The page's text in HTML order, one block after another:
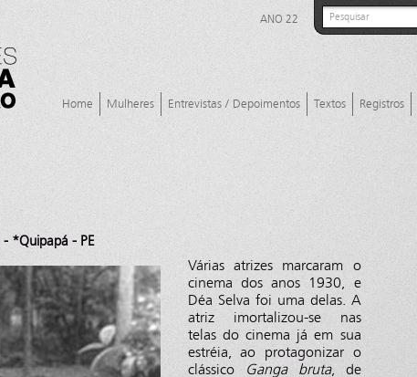
ANO 22
Home Mulheres Entrevistas / Depoimentos Textos Registros
*Quipapá - PE
Várias atrizes marcaram o
cinema dos anos 1930, e
Déa Selva foi uma delas. A
atriz imortalizou-se nas
telas do cinema já em sua
estréia, ao protagonizar o
clássico Ganga bruta, de